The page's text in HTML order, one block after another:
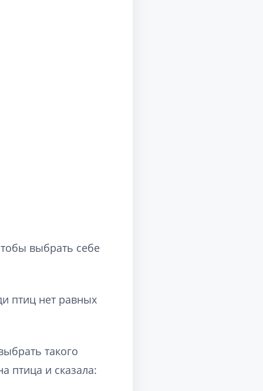
выбрать себе
птиц нет равных
такого
птица и сказала: